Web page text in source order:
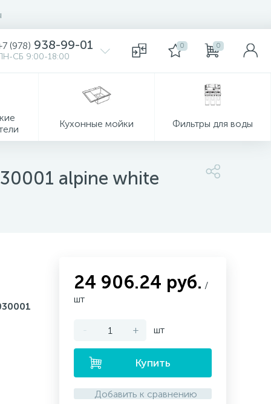
(978) 938-99-01
СБ 9:00-18:00
0 0
Кухонные мойки Фильтры для воды
alpine white
24 906.24 руб. /
шт
- + шт
Купить
Добавить к сравнению